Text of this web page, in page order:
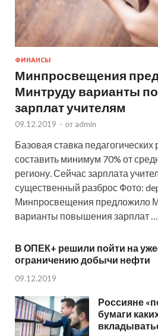
ФИНАНСЫ
Минпросвещения
Минтруду варианты
зарплат учителям
09.12.2019 - от admin
Базовая ставка
составить минимум 70% от
региону. Сейчас зарплата
существенный разброс Фото:
Минпросвещения предложило
варианты повышения зарплат …
В ОПЕК+ решили пойти на
ограничению добычи нефти
09.12.2019
Россияне
бумаги